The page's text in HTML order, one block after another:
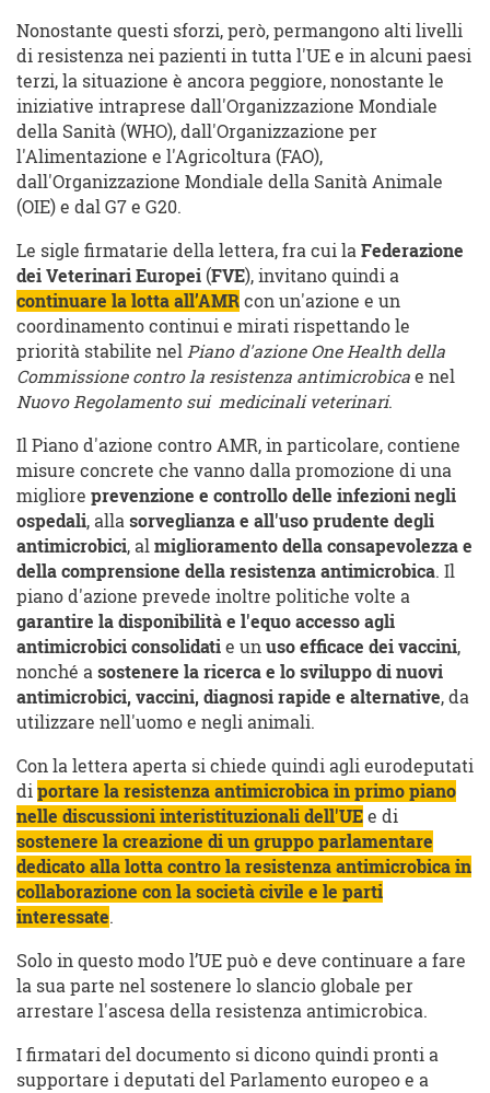
Nonostante questi sforzi, però, permangono alti livelli
di resistenza nei pazienti in tutta l'UE e in alcuni paesi
terzi, la situazione è ancora peggiore, nonostante le
iniziative intraprese dall'Organizzazione Mondiale
della Sanità (WHO), dall'Organizzazione per
l'Alimentazione e l'Agricoltura (FAO),
dall'Organizzazione Mondiale della Sanità Animale
(OIE) e dal G7 e G20.
Le sigle firmatarie della lettera, fra cui la Federazione
dei Veterinari Europei (FVE), invitano quindi a
continuare la lotta all’AMR con un'azione e un
coordinamento continui e mirati rispettando le
priorità stabilite nel Piano d'azione One Health della
Commissione contro la resistenza antimicrobica e nel
Nuovo Regolamento sui medicinali veterinari.
Il Piano d'azione contro AMR, in particolare, contiene
misure concrete che vanno dalla promozione di una
migliore prevenzione e controllo delle infezioni negli
ospedali, alla sorveglianza e all'uso prudente degli
antimicrobici, al miglioramento della consapevolezza e
della comprensione della resistenza antimicrobica. Il
piano d'azione prevede inoltre politiche volte a
garantire la disponibilità e l'equo accesso agli
antimicrobici consolidati e un uso efficace dei vaccini,
nonché a sostenere la ricerca e lo sviluppo di nuovi
antimicrobici, vaccini, diagnosi rapide e alternative, da
utilizzare nell'uomo e negli animali.
Con la lettera aperta si chiede quindi agli eurodeputati
di portare la resistenza antimicrobica in primo piano
nelle discussioni interistituzionali dell'UE e di
sostenere la creazione di un gruppo parlamentare
dedicato alla lotta contro la resistenza antimicrobica in
collaborazione con la società civile e le parti
interessate.
Solo in questo modo l’UE può e deve continuare a fare
la sua parte nel sostenere lo slancio globale per
arrestare l'ascesa della resistenza antimicrobica.
I firmatari del documento si dicono quindi pronti a
supportare i deputati del Parlamento europeo e a